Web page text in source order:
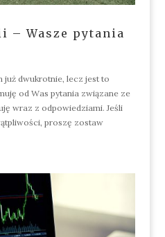
– Wasze pytania
już dwukrotnie, lecz jest to
od Was pytania związane ze
wraz z odpowiedziami. Jeśli
proszę zostaw